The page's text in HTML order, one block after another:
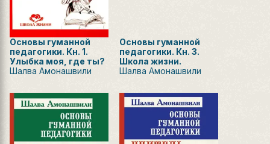
Основы гуманной
педагогики. Кн. 1.
Улыбка моя, где ты?
Шалва Амонашвили
Основы гуманной
педагогики. Кн. 3.
Школа жизни.
Шалва Амонашвили